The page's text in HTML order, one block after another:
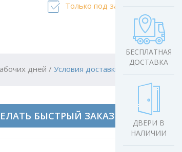
БЕСПЛАТНАЯ
ДОСТАВКА
ДВЕРИ В
НАЛИЧИИ
Только под заказ
дней / Условия доставки
БЫСТРЫЙ ЗАКАЗ